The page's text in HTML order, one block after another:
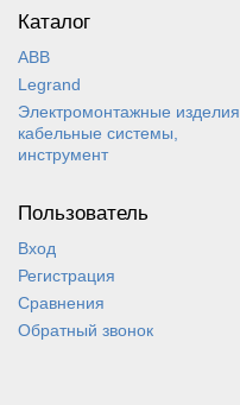
Каталог
ABB
Legrand
Электромонтажные изделия,
кабельные системы,
инструмент
Пользователь
Вход
Регистрация
Сравнения
Обратный звонок